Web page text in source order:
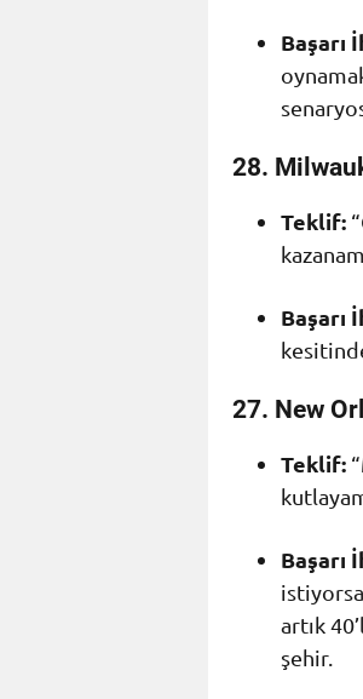
Başarı
28.
Teklif:
Başarı
27. New
Teklif:
Başarı
artık
şehir.